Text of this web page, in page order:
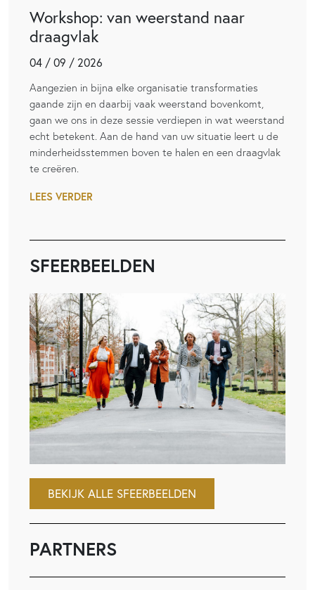
Workshop: van weerstand naar
draagvlak
04 / 09 / 2026
Aangezien in bijna elke organisatie transformaties
gaande zijn en daarbij vaak weerstand bovenkomt,
gaan we ons in deze sessie verdiepen in wat weerstand
echt betekent. Aan de hand van uw situatie leert u de
minderheidsstemmen boven te halen en een draagvlak
te creëren.
LEES VERDER
SFEERBEELDEN
BEKIJK ALLE SFEERBEELDEN
PARTNERS